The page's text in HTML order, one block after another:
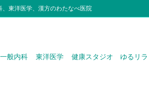
、東洋医学、漢方のわたなべ医院
一般内科 東洋医学 健康スタジオ ゆるリラ